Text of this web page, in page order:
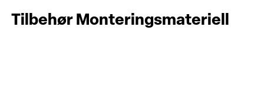
Tilbehør Monteringsmateriell